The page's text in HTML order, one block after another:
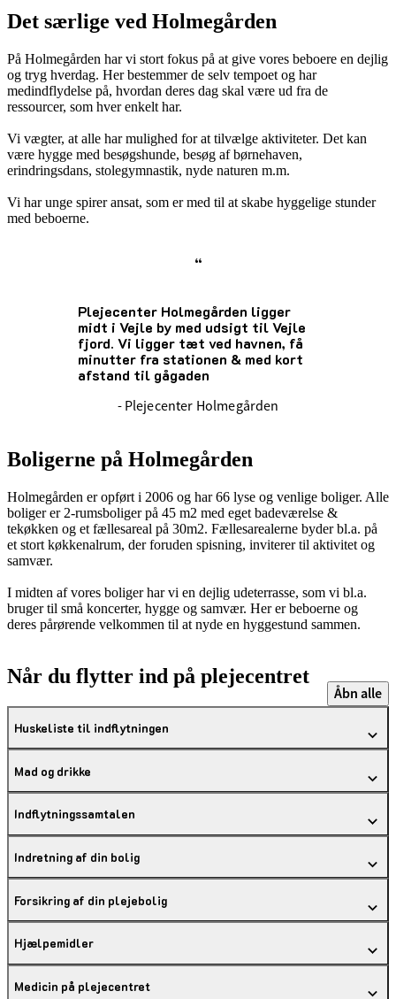
Det særlige ved Holmegården
På Holmegården har vi stort fokus på at give vores beboere en dejlig
og tryg hverdag. Her bestemmer de selv tempoet og har
medindflydelse på, hvordan deres dag skal være ud fra de
ressourcer, som hver enkelt har.
Vi vægter, at alle har mulighed for at tilvælge aktiviteter. Det kan
være hygge med besøgshunde, besøg af børnehaven,
erindringsdans, stolegymnastik, nyde naturen m.m.
Vi har unge spirer ansat, som er med til at skabe hyggelige stunder
med beboerne.
“
Plejecenter Holmegården ligger
midt i Vejle by med udsigt til Vejle
fjord. Vi ligger tæt ved havnen, få
minutter fra stationen & med kort
afstand til gågaden
- Plejecenter Holmegården
Boligerne på Holmegården
Holmegården er opført i 2006 og har 66 lyse og venlige boliger. Alle
boliger er 2-rumsboliger på 45 m2 med eget badeværelse &
tekøkken og et fællesareal på 30m2. Fællesarealerne byder bl.a. på
et stort køkkenalrum, der foruden spisning, inviterer til aktivitet og
samvær.
I midten af vores boliger har vi en dejlig udeterrasse, som vi bl.a.
bruger til små koncerter, hygge og samvær. Her er beboerne og
deres pårørende velkommen til at nyde en hyggestund sammen.
Når du flytter ind på plejecentret
Åbn alle
Huskeliste til indflytningen
Mad og drikke
Indflytningssamtalen
Indretning af din bolig
Forsikring af din plejebolig
Hjælpemidler
Medicin på plejecentret